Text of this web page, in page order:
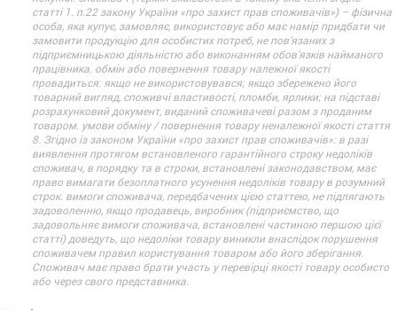
статті 1. п.22 закону України «про захист прав споживачів») – фізична
особа, яка купує, замовляє, використовує або має намір придбати чи
замовити продукцію для особистих потреб, не пов’язаних з
підприємницькою діяльністю або виконанням обов’язків найманого
працівника. обмін або повернення товару належної якості
провадиться: якщо не використовувався; якщо збережено його
товарний вигляд, споживчі властивості, пломби, ярлики; на підставі
розрахунковий документ, виданий споживачеві разом з проданим
товаром. умови обміну / повернення товару неналежної якості стаття
8. Згідно із законом України «про захист прав споживачів»: в разі
виявлення протягом встановленого гарантійного строку недоліків
споживач, в порядку та в строки, встановлені законодавством, має
право вимагати безоплатного усунення недоліків товару в розумний
строк. вимоги споживача, передбачених цією статтею, не підлягають
задоволенню, якщо продавець, виробник (підприємство, що
задовольняє вимоги споживача, встановлені частиною першою цієї
статті) доведуть, що недоліки товару виникли внаслідок порушення
споживачем правил користування товаром або його зберігання.
Споживач має право брати участь у перевірці якості товару особисто
або через свого представника.